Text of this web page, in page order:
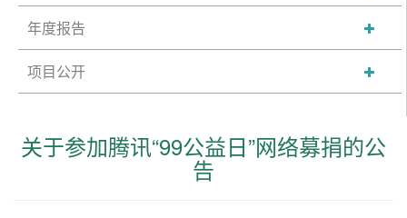
年度报告
项目公开
关于参加腾讯“99公益日”网络募捐的公
告